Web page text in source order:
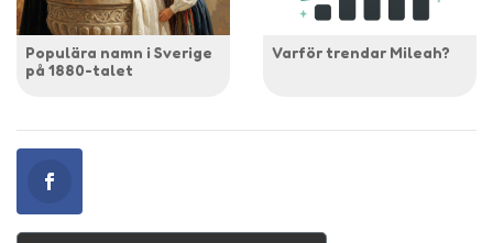
Populära namn i Sverige
på 1880-talet
Varför trendar Mileah?